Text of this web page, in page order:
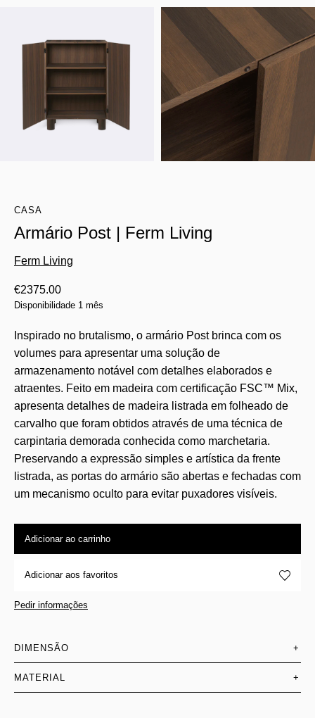
CASA
Armário Post | Ferm Living
Ferm Living
€2375.00
Disponibilidade 1 mês
Inspirado no brutalismo, o armário Post brinca com os
volumes para apresentar uma solução de
armazenamento notável com detalhes elaborados e
atraentes. Feito em madeira com certificação FSC™ Mix,
apresenta detalhes de madeira listrada em folheado de
carvalho que foram obtidos através de uma técnica de
carpintaria demorada conhecida como marchetaria.
Preservando a expressão simples e artística da frente
listrada, as portas do armário são abertas e fechadas com
um mecanismo oculto para evitar puxadores visíveis.
Adicionar ao carrinho
Adicionar aos favoritos
Pedir informações
DIMENSÃO +
MATERIAL +